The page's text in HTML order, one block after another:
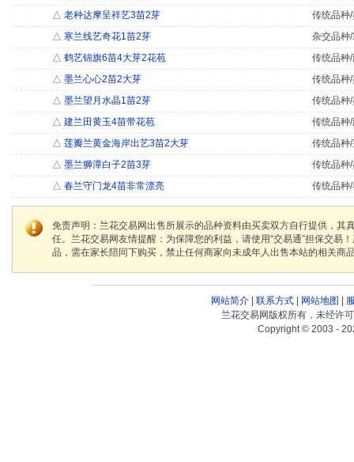
△ 老种达摩呈祥艺3苗2芽
传统品种
△ 寒兰线艺奇花1苗2芽
杂交品种
△ 鹤艺锦旗6苗4大芽2花苞
传统品种
△ 墨兰心心2苗2大芽
传统品种
△ 墨兰望月水晶1苗2芽
传统品种
△ 建兰田黄玉4苗带花苞
传统品种
△ 莲瓣兰黄金海岸出艺3苗2大芽
传统品种
△ 墨兰狮潭白子2苗3芽
传统品种
△ 春兰守门龙4苗非常漂亮 传统品种
免责声明：兰花交易网出售所展示的品种资料由买卖双方自行提供，
任。兰花交易网友情提醒：为保障您的利益，请使用“交易通”担保交
品，需在家长陪同下购买，禁止任何商家向未成年人出售本站的相关商
网站简介| 联系方式| 网站地图
兰花交易网版权所有，未经许
Copyright © 2003 -